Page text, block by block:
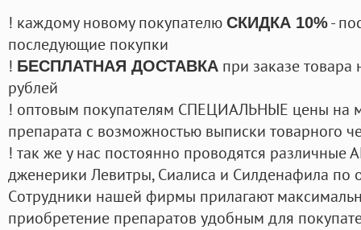
! каждому новому покупателю СКИДКА 10%-
последующие покупки
! БЕСПЛАТНАЯ ДОСТАВКА при заказе
рублей
! оптовым покупателям СПЕЦИАЛЬНЫЕ цены на
препарата с возможностью выписки товарного
! так же у нас постоянно проводятся
дженерики Левитры, Сиалиса и Силденафила по
Cотрудники нашей фирмы прилагают
приобретение препаратов удобным для